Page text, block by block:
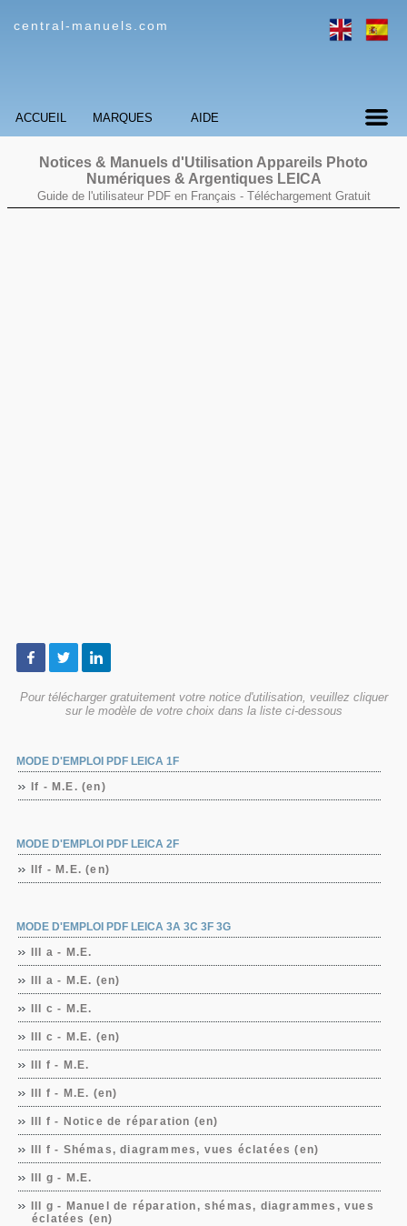
central-manuels.com
ACCUEIL MARQUES AIDE
Notices & Manuels d'Utilisation Appareils Photo
Numériques & Argentiques LEICA
Guide de l'utilisateur PDF en Français - Téléchargement Gratuit
Pour télécharger gratuitement votre notice d'utilisation, veuillez cliquer
sur le modèle de votre choix dans la liste ci-dessous
MODE D'EMPLOI PDF LEICA 1F
If - M.E. (en)
MODE D'EMPLOI PDF LEICA 2F
IIf - M.E. (en)
MODE D'EMPLOI PDF LEICA 3A 3C 3F 3G
III a - M.E.
III a - M.E. (en)
III c - M.E.
III c - M.E. (en)
III f - M.E.
III f - M.E. (en)
III f - Notice de réparation (en)
III f - Shémas, diagrammes, vues éclatées (en)
III g - M.E.
III g - Manuel de réparation, shémas, diagrammes, vues
éclatées (en)